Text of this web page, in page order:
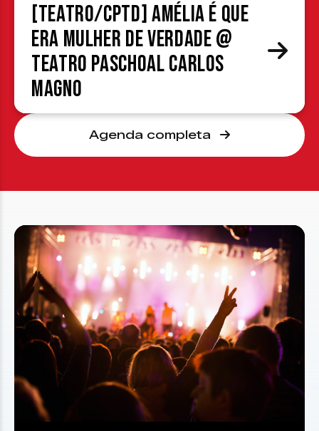
[TEATRO/CPTD] Amélia é que
era mulher de verdade @
Teatro Paschoal Carlos
Magno
Agenda completa